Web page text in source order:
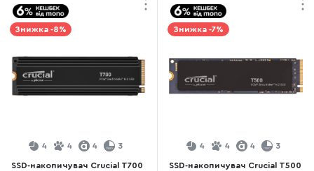
Знижка -8%
4 4 4 3
SSD-накопичувач Crucial T700
Знижка -7%
4 4 4 3
SSD-накопичувач Crucial T500